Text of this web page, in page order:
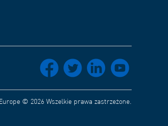
socials_facebook
socials_twittersocials_linkedinsocials_youtube
© 2026 Wszelkie prawa zastrzeżone.